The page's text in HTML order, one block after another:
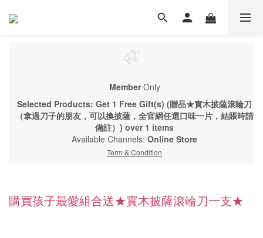
MemberOnly
Selected Products: Get 1 Free Gift(s) (贈品★實木披薩滾輪刀
（拿過刀子的朋友，可以換披薩，全官網任選口味一片，結賬時請
備註）) over 1 items
Available Channels: Online Store
Term & Condition
購買孩子最愛組合送★實木披薩滾輪刀一支★